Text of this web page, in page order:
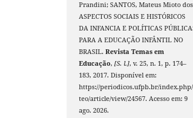
Prandini; SANTOS, Mateus Mioto
ASPECTOS SOCIAIS E HISTÓRICOS
DA INFANCIA E POLÍTICAS
PARA A EDUCAÇÃO INFÂNTIL NO
BRASIL.Revista Temas em
Educação,[S. l.], v. 25, n. 1, p. 174–
183, 2017. Disponível em:
https://periodicos.ufpb.br/
teo/article/view/24567. Acesso em: 9
ago. 2026.